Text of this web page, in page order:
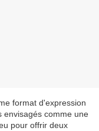
format d'expression
envisagés comme une
pour offrir deux